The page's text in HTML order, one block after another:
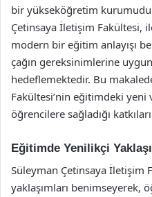
bir yükseköğretim
Çetinsaya İletişim Fakültesi,
modern bir eğitim anlayışı
çağın gereksinimlerine
hedeflemektedir. Bu
Fakültesi’nin eğitimdeki
öğrencilere sağladığı
Eğitimde Yenilikçi
Süleyman Çetinsaya İletişim
yaklaşımları benimseyerek,